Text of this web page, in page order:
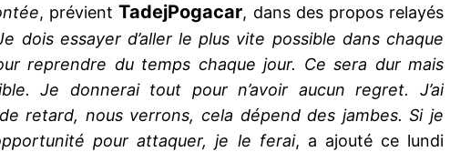
, prévientTadejPogacar, dans des propos relayés
dois essayer d’aller le plus vite possible dans chaque
reprendre du temps chaque jour. Ce sera dur mais
Je donnerai tout pour n’avoir aucun regret. J’ai
retard, nous verrons, cela dépend des jambes. Si je
pour attaquer, je le ferai, a ajouté ce lundi